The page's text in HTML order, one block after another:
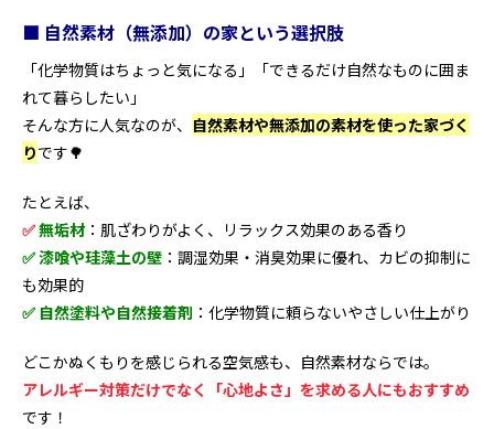
■ 自然素材（無添加）の家という選択肢
「化学物質はちょっと気になる」「できるだけ自然なものに囲ま
れて暮らしたい」
そんな方に人気なのが、 自然素材や無添加の素材を使った家づく
りです🌳
たとえば、
✅無垢材：肌ざわりがよく、リラックス効果のある香り
✅漆喰や珪藻土の壁 ：調湿効果・消臭効果に優れ、カビの抑制に
も効果的
✅ 自然塗料や自然接着剤 ：化学物質に頼らないやさしい仕上がり
どこかぬくもりを感じられる空気感も、自然素材ならでは。
アレルギー対策だけでなく「心地よさ」を求める人にもおすすめ
です！